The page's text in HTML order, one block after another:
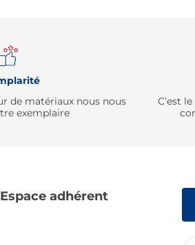
de matériaux nous nous
exemplaire
C’est
Espace adhérent